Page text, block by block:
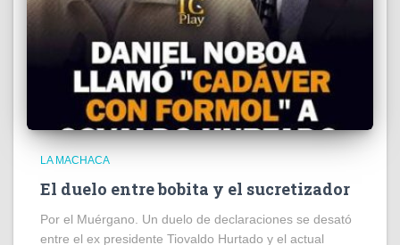
LA MACHACA
El duelo entre bobita y el sucretizador
Por el Muérgano. Un duelo de declaraciones se desató
entre el ex presidente Tiovaldo Hurtado y el actual